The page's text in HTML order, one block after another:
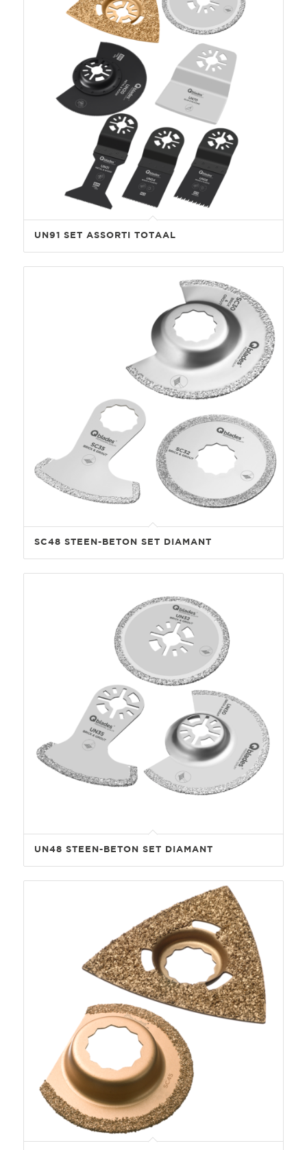
UN91 SET ASSORTI TOTAAL
SC48 STEEN-BETON SET DIAMANT
UN48 STEEN-BETON SET DIAMANT